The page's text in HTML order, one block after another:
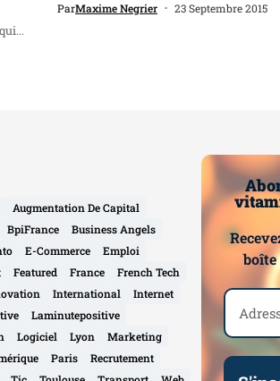
ParMaxime Negrier 23 Septembre 2015
Augmentation De Capital
BpiFrance
Business Angels
E-Commerce
Emploi
Featured France
French Tech
International
Internet
Laminutepositive
Logiciel Lyon
Marketing
Paris
Recrutement
boîte